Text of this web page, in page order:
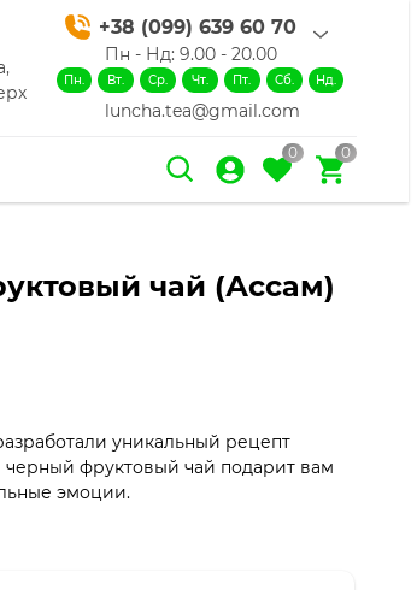
+38 (099) 639 60 70
Пн - Нд: 9.00 - 20.00
Пн. Вт. Ср. Чт. Пт. Сб. Нд.
luncha.tea@gmail.com
0 0
чай (Ассам)
уникальный рецепт
фруктовый чай подарит вам
эмоции.